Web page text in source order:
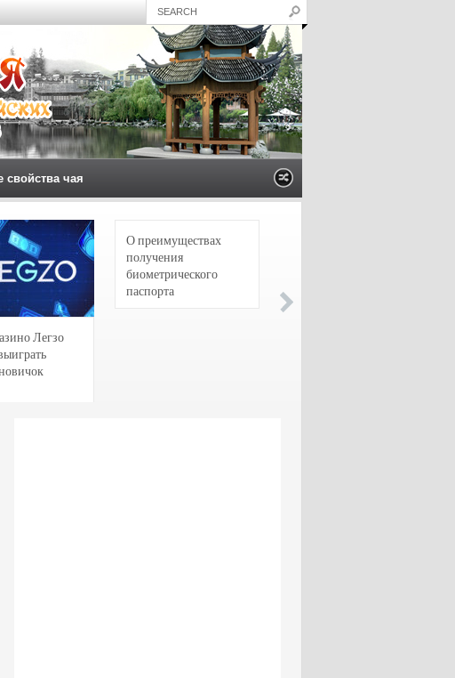
свойства чая
Легзо
О преимуществах
получения
биометрического
паспорта